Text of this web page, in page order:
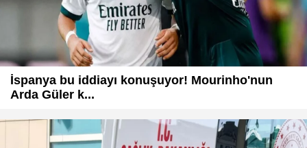
İspanya bu iddiayı konuşuyor! Mourinho'nun
Arda Güler k...